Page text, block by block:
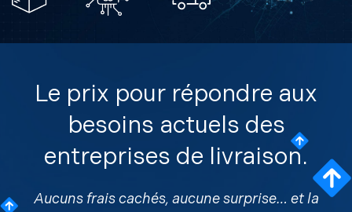
Le prix pour répondre aux
besoins actuels des
entreprises de livraison.
Aucuns frais cachés, aucune surprise… et la